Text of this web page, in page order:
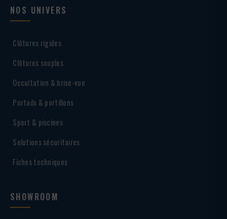
NOS UNIVERS
Clôtures rigides
Clôtures souples
Occultation & brise-vue
Portails & portillons
Sport & piscines
Solutions sécuritaires
Fiches techniques
SHOWROOM